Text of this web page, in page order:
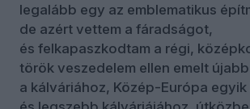
legalább egy az emblematikus
de azért vettem a fáradságot,
és felkapaszkodtam a régi,
török veszedelem ellen emelt
a kálváriához, Közép-Európa